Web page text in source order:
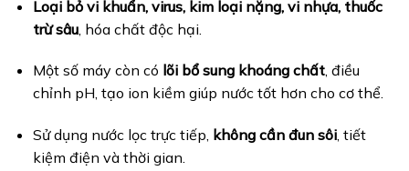
Loại bỏ vi khuẩn, virus, kim loại nặng, vi nhựa, thuốc
trừ sâu, hóa chất độc hại.
Một số máy còn có lõi bổ sung khoáng chất, điều
chỉnh pH, tạo ion kiềm giúp nước tốt hơn cho cơ thể.
Sử dụng nước lọc trực tiếp, không cần đun sôi, tiết
kiệm điện và thời gian.